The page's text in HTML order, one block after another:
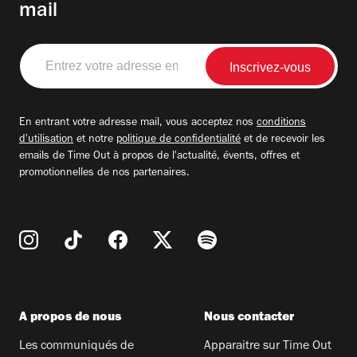
mail
Entrez
votre
adresse
En entrant votre adresse mail, vous acceptez nos conditions
d'utilisation et notre politique de confidentialité et de recevoir les
emails de Time Out à propos de l'actualité, évents, offres et
promotionnelles de nos partenaires.
A propos de nous
Les communiqués de
Nous contacter
Apparaitre sur Time Out